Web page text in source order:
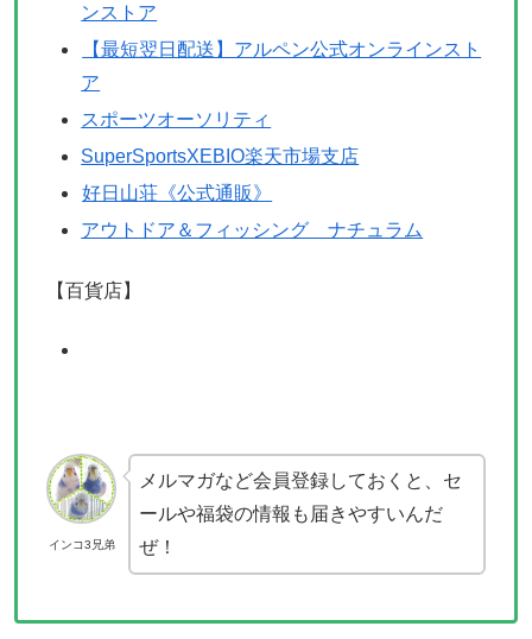
ンストア
【最短翌日配送】アルペン公式オンラインスト
ア
スポーツオーソリティ
SuperSportsXEBIO楽天市場支店
好日山荘《公式通販》
アウトドア＆フィッシング ナチュラム
【百貨店】
インコ3兄弟
メルマガなど会員登録しておくと、セ
ールや福袋の情報も届きやすいんだ
ぜ！